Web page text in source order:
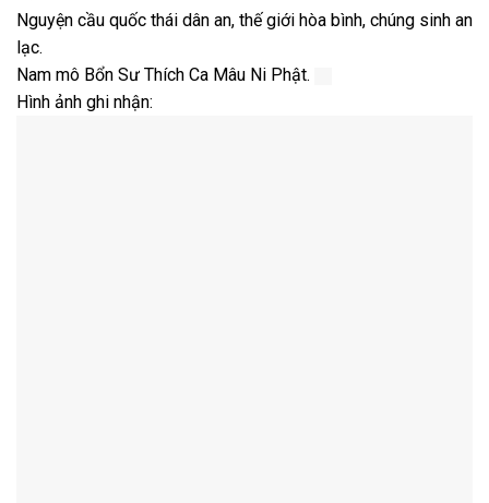
Nguyện cầu quốc thái dân an, thế giới hòa bình, chúng sinh an
lạc.
Nam mô Bổn Sư Thích Ca Mâu Ni Phật.
Hình ảnh ghi nhận: